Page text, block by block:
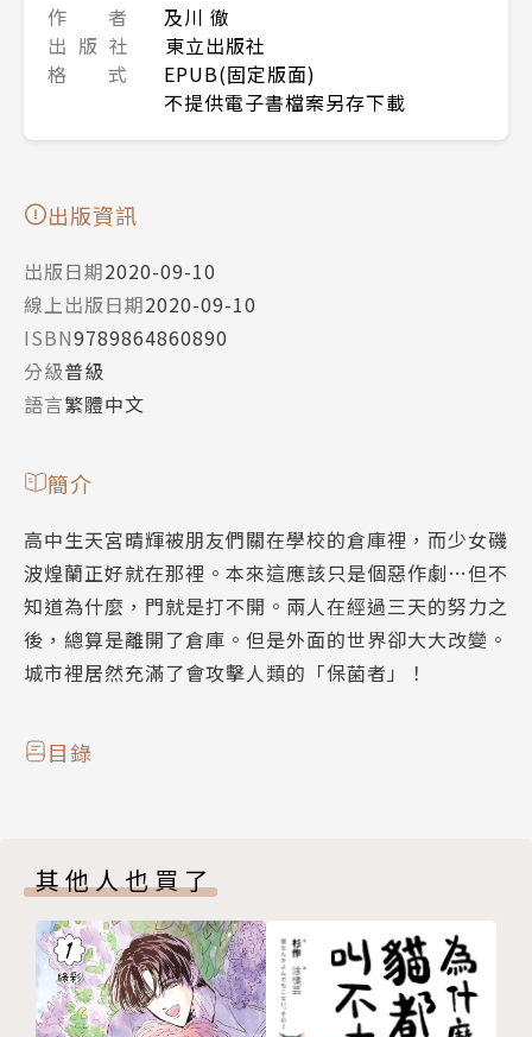
作 者
及川 徹
出 版 社
東立出版社
格 式
EPUB(固定版面)
不提供電子書檔案另存下載
出版資訊
出版日期2020-09-10
線上出版日期2020-09-10
ISBN9789864860890
分級普級
語言繁體中文
簡介
高中生天宮晴輝被朋友們關在學校的倉庫裡，而少女磯
波煌蘭正好就在那裡。本來這應該只是個惡作劇…但不
知道為什麼，門就是打不開。兩人在經過三天的努力之
後，總算是離開了倉庫。但是外面的世界卻大大改變。
城市裡居然充滿了會攻擊人類的「保菌者」！
目錄
其他人也買了